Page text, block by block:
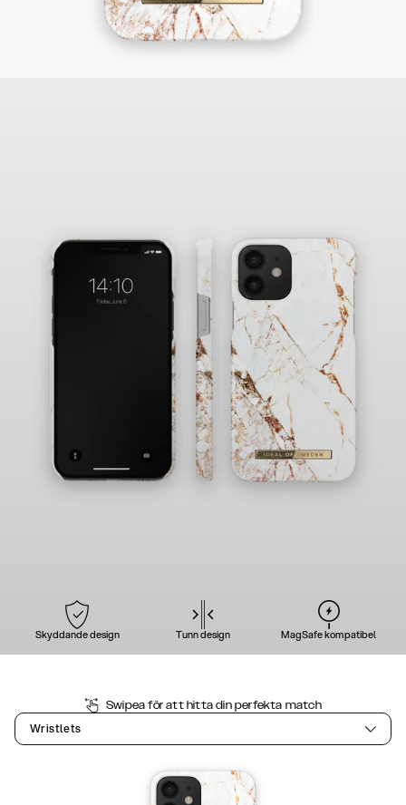
Skyddande design Tunn design MagSafe kompatibel
Swipea för att hitta din perfekta match
Wristlets